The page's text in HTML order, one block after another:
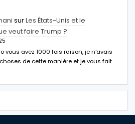
surLes États-Unis et le
veut faire Trump ?
vous avez 1000 fois raison, je n'avais
de cette manière et je vous fait…